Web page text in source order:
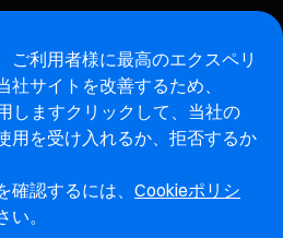
ブサイト
ットライン・ウェブサイト
ご利用者様に最高のエクスペリ
サイトを改善するため、
しますクリックして、当社の
用を受け入れるか、拒否するか
認するには、 Cookieポリシ
。